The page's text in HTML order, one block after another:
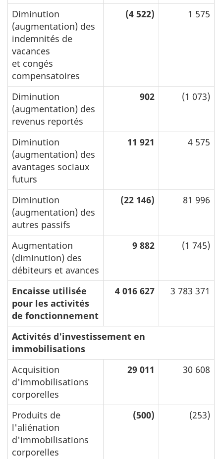
Diminution
(augmentation) des
indemnités de
vacances
et congés
compensatoires
(4 522) 1 575
Diminution
(augmentation) des
revenus reportés
902 (1 073)
Diminution
(augmentation) des
avantages sociaux
futurs
11 921 4 575
Diminution
(augmentation) des
autres passifs
(22 146) 81 996
Augmentation
(diminution) des
débiteurs et avances
9 882 (1 745)
Encaisse utilisée
pour les activités
de fonctionnement
4 016 627 3 783 371
Activités d'investissement en
immobilisations
Acquisition
d'immobilisations
corporelles
29 011 30 608
Produits de
l'aliénation
d'immobilisations
corporelles
(500) (253)